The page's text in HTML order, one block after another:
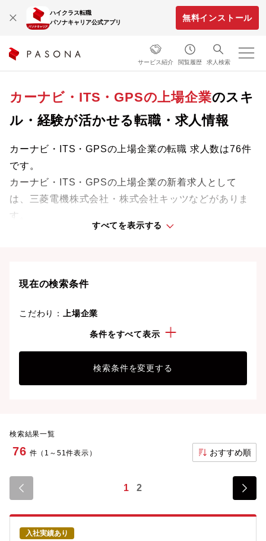
ハイクラス転職
パソナキャリア公式アプリ
無料インストール
サービス紹介 閲覧履歴 求人検索
カーナビ・ITS・GPSの上場企業のスキ
ル・経験が活かせる転職・求人情報
カーナビ・ITS・GPSの上場企業の転職 求人数は76件
です。
カーナビ・ITS・GPSの上場企業の新着求人として
は、三菱電機株式会社・株式会社キッツなどがありま
す。
これまでの経験やスキルを活かせる求人を自分らしい
しょう。
すべてを表示する
現在の検索条件
こだわり：
上場企業
カーナビ・ITS・GPS
条件をすべて表示
検索条件を変更する
検索結果一覧
76 件（1～51件表示） おすすめ順
1 2
入社実績あり